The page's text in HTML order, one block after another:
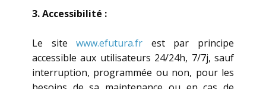
3. Accessibilité :
Le sitewww.efutura.fr est par principe
accessible aux utilisateurs 24/24h, 7/7j, sauf
interruption, programmée ou non, pour les